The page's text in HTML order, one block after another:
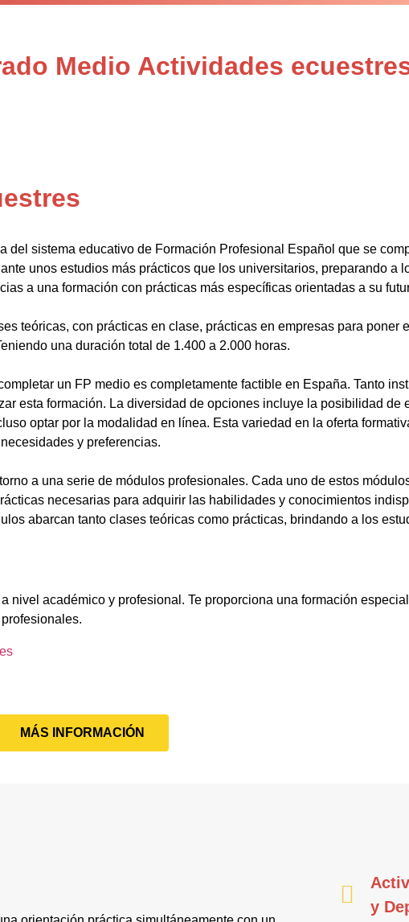
Medio Actividades
sistema educativo de Formación Profesional Español que se
unos estudios más prácticos que los universitarios, preparando a
a una formación con prácticas más específicas orientadas a su
teóricas, con prácticas en clase, prácticas en empresas para poner
una duración total de 1.400 a 2.000 horas.
un FP medio es completamente factible en España. Tanto
esta formación. La diversidad de opciones incluye la posibilidad de
optar por la modalidad en línea. Esta variedad en la oferta
y preferencias.
a una serie de módulos profesionales. Cada uno de estos
necesarias para adquirir las habilidades y conocimientos
abarcan tanto clases teóricas como prácticas, brindando a los
nivel académico y profesional. Te proporciona una formación
MÁS INFORMACIÓN
y